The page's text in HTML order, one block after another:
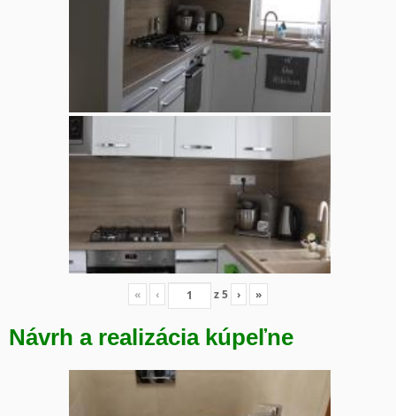
« ‹ z5 › »
Návrh a realizácia kúpeľne